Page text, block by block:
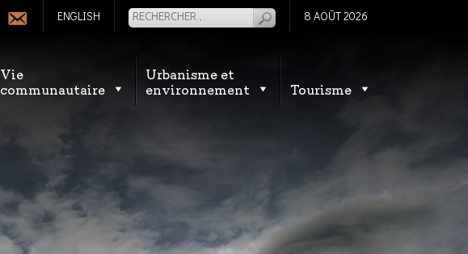
ENGLISH 8 AOÛT 2026
Vie
communautaire
Urbanisme et
environnement
Tourisme